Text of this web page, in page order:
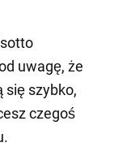
uwagę, że
się szybko,
czegoś